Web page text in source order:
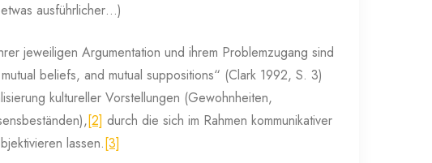
ausführlicher…)
jeweiligen Argumentation und ihrem Problemzugang sind
beliefs, and mutual suppositions“ (Clark 1992, S. 3)
kultureller Vorstellungen (Gewohnheiten,
[2] durch die sich im Rahmen kommunikativer
lassen.[3]